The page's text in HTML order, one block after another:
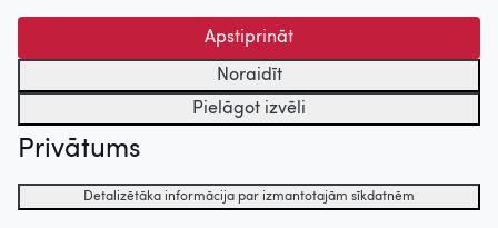
Montāžas režisors
Datorgrafiķis
Tornis (2015)
Apstiprināt
Noraidīt
Pielāgot izvēli
Privātums
Detalizētāka informācija par izmantotajām sīkdatnēm